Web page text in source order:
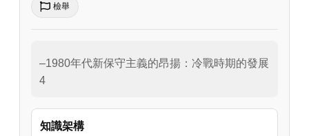
檢舉
–1980年代新保守主義的昂揚：冷戰時期的發展
4
知識架構